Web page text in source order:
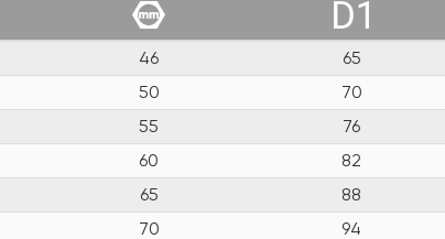
46 65
50 70
55 76
60 82
65 88
70 94